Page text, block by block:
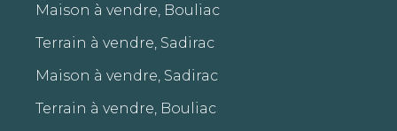
Maison à vendre, Bouliac
Terrain à vendre, Sadirac
Maison à vendre, Sadirac
Terrain à vendre, Bouliac